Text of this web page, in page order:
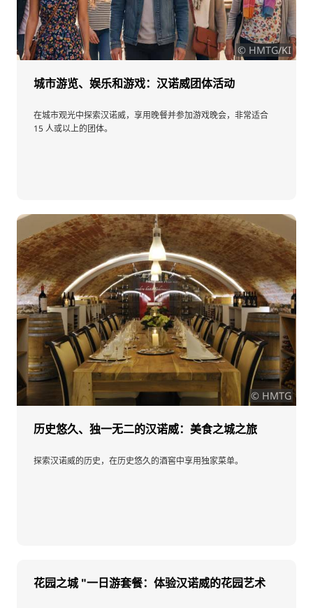
© HMTG/KI
城市游览、娱乐和游戏：汉诺威团体活动
在城市观光中探索汉诺威，享用晚餐并参加游戏晚会，非常适合
15 人或以上的团体。
© HMTG
历史悠久、独一无二的汉诺威：美食之城之旅
探索汉诺威的历史，在历史悠久的酒窖中享用独家菜单。
花园之城 "一日游套餐：体验汉诺威的花园艺术